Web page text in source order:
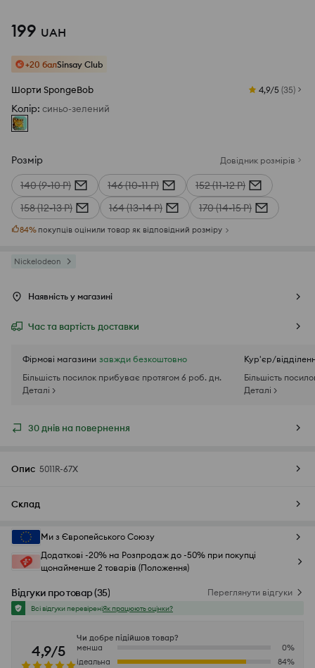
199 UAH
+20 балSinsay Club
Шорти SpongeBob 4,9/5 (35)
Колір: синьо-зелений
Розмір Довідник розмірів
140 (9-10 Р) 146 (10-11 Р)
152 (11-12 Р)
158 (12-13 Р)
164 (13-14 Р) 170 (14-15 Р)
84% покупців оцінили товар як відповідний розміру
Nickelodeon
Наявність у магазині
Час та вартість доставки
Фірмові магазини завжди безкоштовно
Більшість посилок прибуває протягом 6 роб. дн.
Деталі >
Кур'єр/
Більшість
Деталі >
30 днів на повернення
Опис 5011R-67X
Склад
Ми з Європейського Союзу
Додаткові -20% на Розпродаж до -50% при покупці
щонайменше 2 товарів (Положення)
Відгуки про товар(35) Переглянути відгуки
Всі відгуки перевіреніЯк працюють оцінки?
4,9/5
Чи добре підійшов товар?
менша
0%
ідеальна
84%